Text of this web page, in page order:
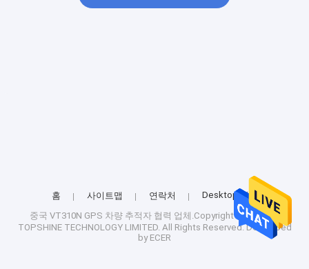
홈 사이트맵 연락처 Desktop Site
중국 VT310N GPS 차량 추적자 협력 업체.Copyright © 2025 GZ
TOPSHINE TECHNOLOGY LIMITED. All Rights Reserved. Developed
by ECER